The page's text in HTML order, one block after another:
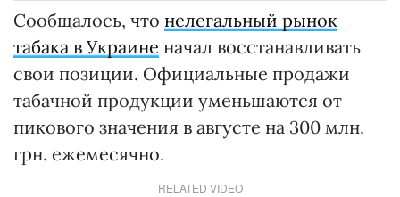
Сообщалось, что нелегальный рынок
табака в Украине начал восстанавливать
свои позиции. Официальные продажи
табачной продукции уменьшаются от
пикового значения в августе на 300 млн.
грн. ежемесячно.
RELATED VIDEO